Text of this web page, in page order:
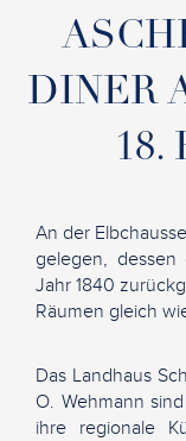
DINER
18.
An der
gelegen, dessen
Jahr 1840
Räumen gleich
Das Landhaus
O. Wehmann
ihre regionale